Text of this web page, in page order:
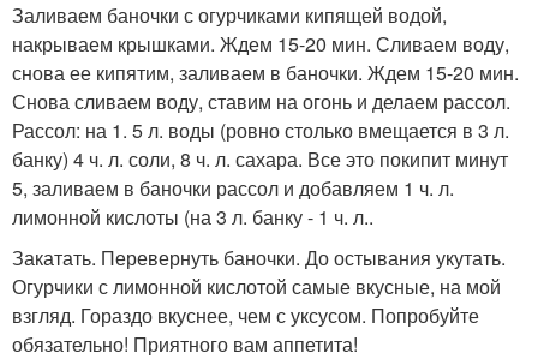
Заливаем баночки с огурчиками кипящей водой,
накрываем крышками. Ждем 15-20 мин. Сливаем воду,
снова ее кипятим, заливаем в баночки. Ждем 15-20 мин.
Снова сливаем воду, ставим на огонь и делаем рассол.
Рассол: на 1. 5 л. воды (ровно столько вмещается в 3 л.
банку) 4 ч. л. соли, 8 ч. л. сахара. Все это покипит минут
5, заливаем в баночки рассол и добавляем 1 ч. л.
лимонной кислоты (на 3 л. банку - 1 ч. л..
Закатать. Перевернуть баночки. До остывания укутать.
Огурчики с лимонной кислотой самые вкусные, на мой
взгляд. Гораздо вкуснее, чем с уксусом. Попробуйте
обязательно! Приятного вам аппетита!